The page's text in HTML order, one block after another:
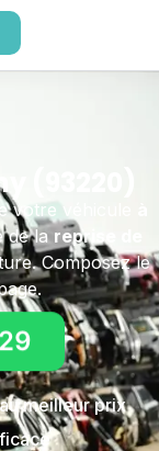
(93220)
votre véhicule
de la reprise de
Composez le
meilleur prix